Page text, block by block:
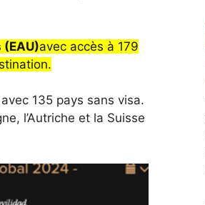
avec accès à 179
135 pays sans visa.
l’Autriche et la Suisse